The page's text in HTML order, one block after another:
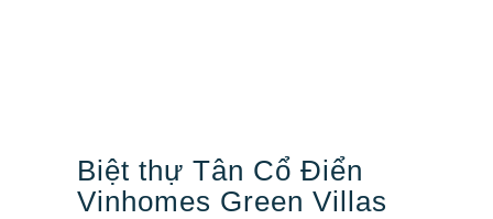
Biệt thự Tân Cổ Điển
Vinhomes Green Villas